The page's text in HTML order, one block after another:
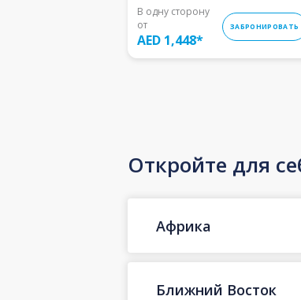
В одну сторону
от
AED 1,448*
ЗАБРОНИРОВАТЬ
Откройте для
Африка
Ближний Восток